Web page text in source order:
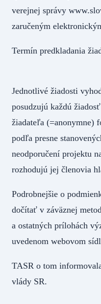
verejnej správy
zaručeným
Termín predkladania
Jednotlivé žiadosti
posudzujú každú
žiadateľa (=anonymne)
podľa presne
neodporučení projektu
rozhodujú jej
Podrobnejšie o
dočítať v záväznej
a ostatných prílohách
uvedenom webovom
TASR o tom
vlády SR.